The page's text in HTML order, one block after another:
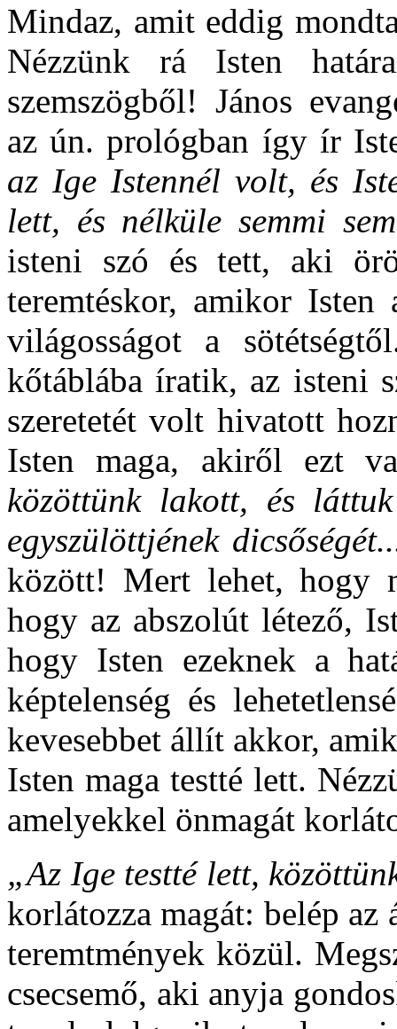
Mindaz, amit eddig
Nézzünk rá Isten
szemszögből! János
az ún. prológban így ír
az Ige Istennél volt, és
lett, és nélküle semmi
isteni szó és tett, aki
teremtéskor, amikor
világosságot a
kőtáblába íratik, az isteni
szeretetét volt hivatott
Isten maga, akiről ezt
közöttünk lakott, és
egyszülöttjének
között! Mert lehet, hogy
hogy az abszolút létező,
hogy Isten ezeknek a
képtelenség és
kevesebbet állít akkor,
Isten maga testté lett.
amelyekkel önmagát
„Az Ige testté lett,
korlátozza magát: belép az
teremtmények közül.
csecsemő, aki anyja